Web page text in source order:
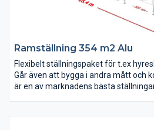
Ramställning 354 m2 Alu
Flexibelt ställningspaket för t.ex
Går även att bygga i andra mått och
är en av marknadens bästa